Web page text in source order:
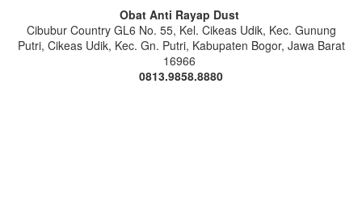
Obat Anti Rayap Dust
Cibubur Country GL6 No. 55, Kel. Cikeas Udik, Kec. Gunung
Putri, Cikeas Udik, Kec. Gn. Putri, Kabupaten Bogor, Jawa Barat
16966
0813.9858.8880